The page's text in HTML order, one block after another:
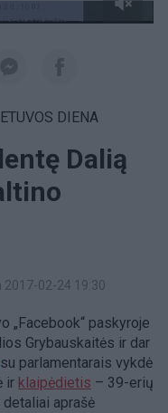
DIENA
Dalią
2017-02-24 19:30
„Facebook“ paskyroje
Grybauskaitės ir dar
su parlamentarais vykdė
ir klaipėdietis – 39-erių
aprašė